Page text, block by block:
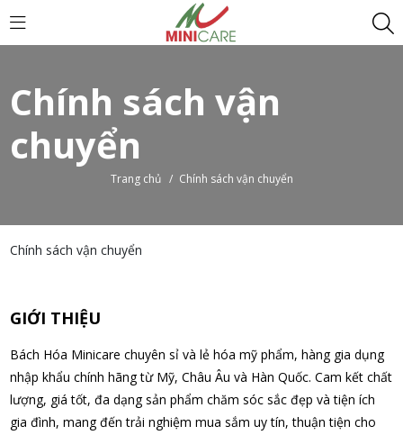
Chính sách vận
chuyển
Trang chủ / Chính sách vận chuyển
Chính sách vận chuyển
GIỚI THIỆU
Bách Hóa Minicare chuyên sỉ và lẻ hóa mỹ phẩm, hàng gia dụng
nhập khẩu chính hãng từ Mỹ, Châu Âu và Hàn Quốc. Cam kết chất
lượng, giá tốt, đa dạng sản phẩm chăm sóc sắc đẹp và tiện ích
gia đình, mang đến trải nghiệm mua sắm uy tín, thuận tiện cho